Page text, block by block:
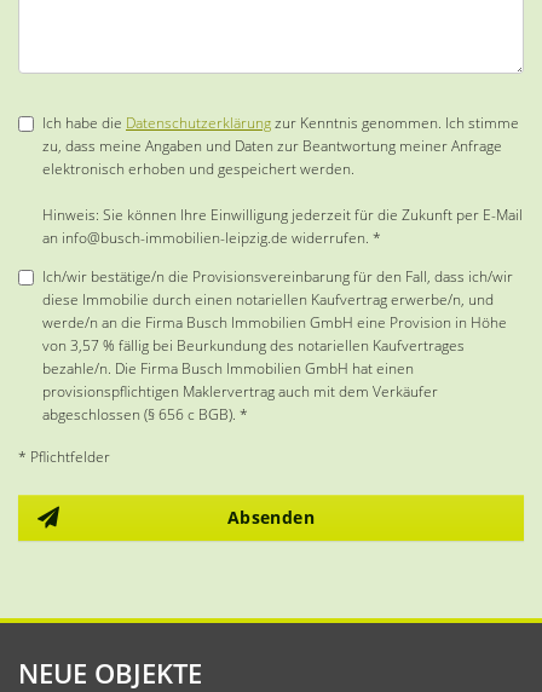
Ich habe die Datenschutzerklärungzur Kenntnis genommen. Ich stimme
zu, dass meine Angaben und Daten zur Beantwortung meiner Anfrage
elektronisch erhoben und gespeichert werden.
Hinweis: Sie können Ihre Einwilligung jederzeit für die Zukunft per E-Mail
an info@busch-immobilien-leipzig.de widerrufen. *
Ich/wir bestätige/n die Provisionsvereinbarung für den Fall, dass ich/wir
diese Immobilie durch einen notariellen Kaufvertrag erwerbe/n, und
werde/n an die Firma Busch Immobilien GmbH eine Provision in Höhe
von 3,57 % fällig bei Beurkundung des notariellen Kaufvertrages
bezahle/n. Die Firma Busch Immobilien GmbH hat einen
provisionspflichtigen Maklervertrag auch mit dem Verkäufer
abgeschlossen (§ 656 c BGB). *
* Pflichtfelder
Absenden
NEUE OBJEKTE